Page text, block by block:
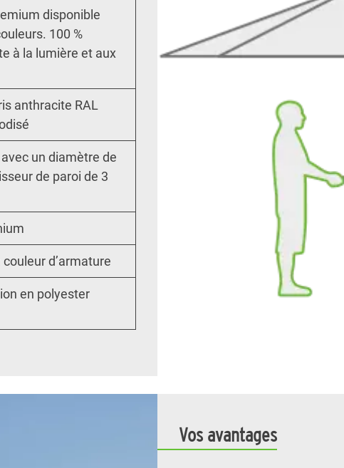
disponible
100 %
à la lumière et aux
anthracite RAL
un diamètre de
de paroi de 3
d’armature
en polyester
Vos avantages